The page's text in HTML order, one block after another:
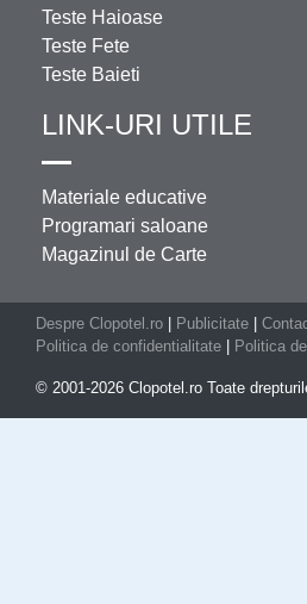
Teste Haioase
Teste Fete
Teste Baieti
LINK-URI UTILE
Materiale educative
Programari saloane
Magazinul de Carte
Despre Clopotel.ro Publicitate
Politica de confidentialitate
Politica
© 2001-2026 Clopotel.ro Toate